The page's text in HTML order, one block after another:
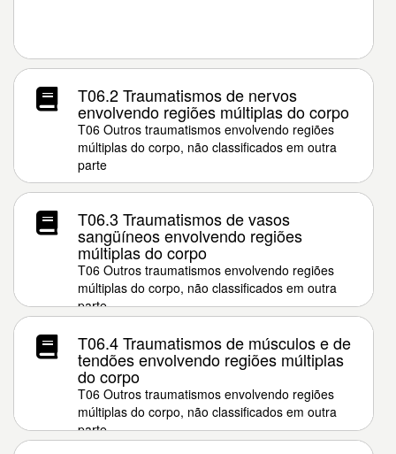
T06.2 Traumatismos de nervos
envolvendo regiões múltiplas do corpo
T06 Outros traumatismos envolvendo regiões
múltiplas do corpo, não classificados em outra
parte
T06.3 Traumatismos de vasos
sangüíneos envolvendo regiões
múltiplas do corpo
T06 Outros traumatismos envolvendo regiões
múltiplas do corpo, não classificados em outra
parte
T06.4 Traumatismos de músculos e de
tendões envolvendo regiões múltiplas
do corpo
T06 Outros traumatismos envolvendo regiões
múltiplas do corpo, não classificados em outra
parte